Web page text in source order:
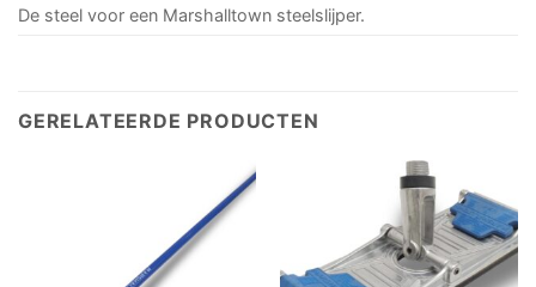
De steel voor een Marshalltown steelslijper.
GERELATEERDE PRODUCTEN